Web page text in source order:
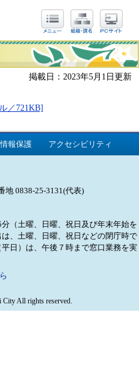
掲載日：2023年5月1日更新
／721KB]
報保護 アクセシビリティ
地 0838-25-3131(代表)
（土曜、日曜、祝日及び年末年始を
、土曜、日曜、祝日などの閉庁時で
日）は、午後７時まで窓口業務を実
All rights reserved.